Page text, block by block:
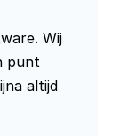
Wij
punt
altijd